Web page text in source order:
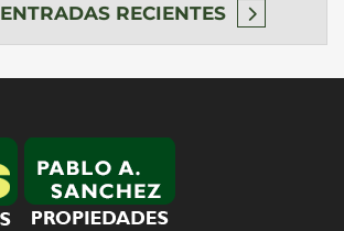
ENTRADAS RECIENTES